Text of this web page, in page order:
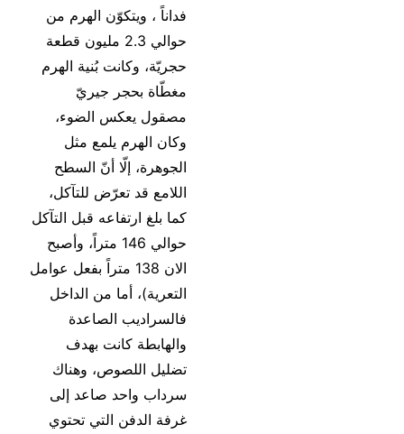
فداناً ، ويتكوّن الهرم من
حوالي 2.3 مليون قطعة
حجريّة، وكانت بُنية الهرم
مغطّاة بحجر جيريّ
مصقول يعكس الضوء،
وكان الهرم يلمع مثل
الجوهرة، إلّا أنّ السطح
اللامع قد تعرّض للتآكل،
كما بلغ ارتفاعه قبل التآكل
حوالي 146 متراً، وأصبح
الان 138 متراً بفعل عوامل
التعرية)، أما من الداخل
فالسراديب الصاعدة
والهابطة كانت بهدف
تضليل اللصوص، وهناك
سرداب واحد صاعد إلى
غرفة الدفن التي تحتوي